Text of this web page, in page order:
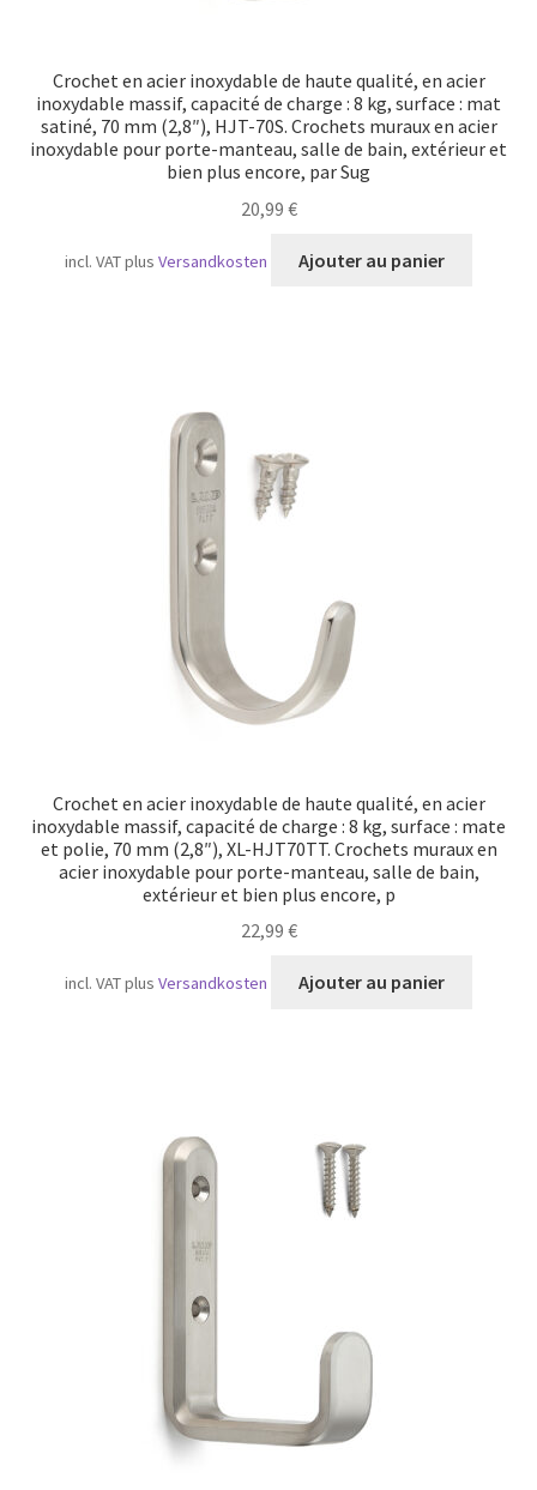
Crochet en acier inoxydable de haute qualité, en acier
inoxydable massif, capacité de charge : 8 kg, surface : mat
satiné, 70 mm (2,8″), HJT-70S. Crochets muraux en acier
inoxydable pour porte-manteau, salle de bain, extérieur et
bien plus encore, par Sug
20,99 €
incl. VATplusVersandkosten Ajouter au panier
Crochet en acier inoxydable de haute qualité, en acier
inoxydable massif, capacité de charge : 8 kg, surface : mate
et polie, 70 mm (2,8″), XL-HJT70TT. Crochets muraux en
acier inoxydable pour porte-manteau, salle de bain,
extérieur et bien plus encore, p
22,99 €
incl. VATplusVersandkosten Ajouter au panier